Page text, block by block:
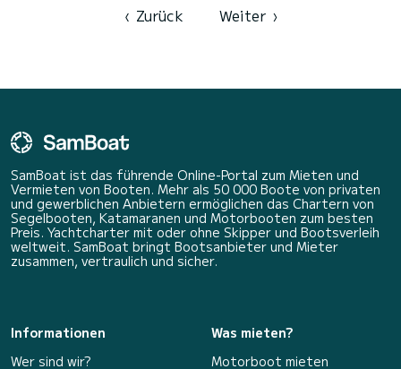
zu Insel segeln oder
sportliche Passagen auf
‹ Zurück Weiter ›
SamBoat ist das führende Online-Portal zum Mieten und
Vermieten von Booten. Mehr als 50 000 Boote von privaten
und gewerblichen Anbietern ermöglichen das Chartern von
Segelbooten, Katamaranen und Motorbooten zum besten
Preis. Yachtcharter mit oder ohne Skipper und Bootsverleih
weltweit. SamBoat bringt Bootsanbieter und Mieter
zusammen, vertraulich und sicher.
Informationen
Wer sind wir?
Was mieten?
Motorboot mieten